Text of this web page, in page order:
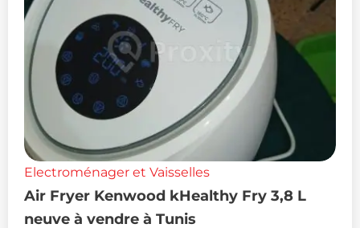
Electroménager et Vaisselles
Air Fryer Kenwood kHealthy Fry 3,8 L
neuve à vendre à Tunis